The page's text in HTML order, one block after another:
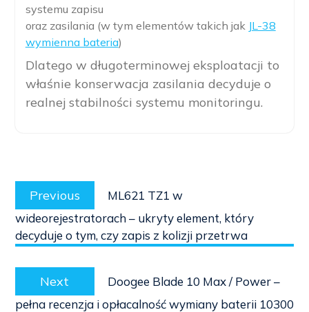
systemu zapisu
oraz zasilania (w tym elementów takich jak JL-38
wymienna bateria)
Dlatego w długoterminowej eksploatacji to
właśnie konserwacja zasilania decyduje o
realnej stabilności systemu monitoringu.
navigation
Previous
post:
ML621 TZ1 w
wideorejestratorach – ukryty element, który
decyduje o tym, czy zapis z kolizji przetrwa
Next
post:
Doogee Blade 10 Max / Power –
pełna recenzja i opłacalność wymiany baterii 10300